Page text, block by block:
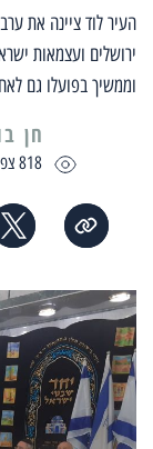
העיר לוד ציינה את
ירושלים ועצמאות
וממשיך בפועלו גם
818 צפיות